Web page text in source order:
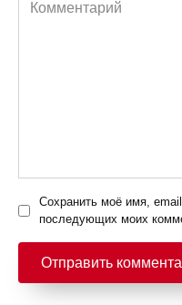
Сохранить моё имя,
последующих моих